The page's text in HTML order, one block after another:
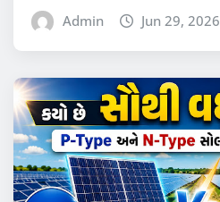
Admin Jun 29, 2026